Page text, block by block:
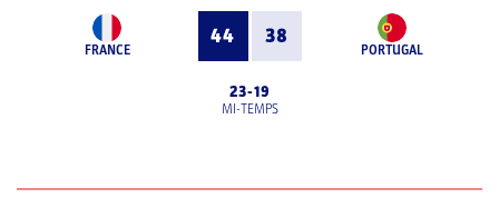
FRANCE
44 38
PORTUGAL
23-19
MI-TEMPS